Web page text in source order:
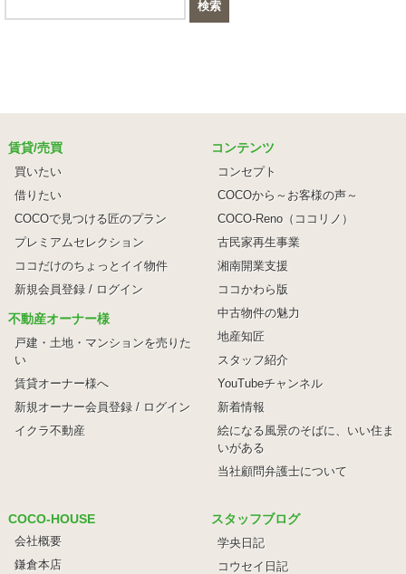
賃貸/売買
買いたい
借りたい
COCOで見つける匠のプラン
プレミアムセレクション
ココだけのちょっとイイ物件
新規会員登録 / ログイン
不動産オーナー様
戸建・土地・マンションを売りた
い
賃貸オーナー様へ
新規オーナー会員登録 / ログイン
イクラ不動産
コンテンツ
コンセプト
COCOから～お客様の声～
COCO-Reno（ココリノ）
古民家再生事業
湘南開業支援
ココかわら版
中古物件の魅力
地産知匠
スタッフ紹介
YouTubeチャンネル
新着情報
絵になる風景のそばに、 いい住ま
いがある
当社顧問弁護士について
COCO-HOUSE
会社概要
鎌倉本店
スタッフブログ
学央日記
コウセイ日記